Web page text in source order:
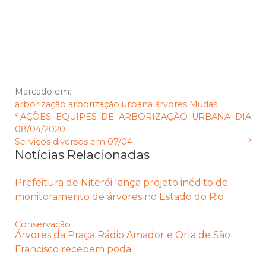
Marcado em:
arborização arborização urbana árvores Mudas
AÇÕES EQUIPES DE ARBORIZAÇÃO URBANA DIA
08/04/2020
Serviços diversos em 07/04
Notícias Relacionadas
Prefeitura de Niterói lança projeto inédito de
monitoramento de árvores no Estado do Rio
Conservação
Árvores da Praça Rádio Amador e Orla de São
Francisco recebem poda